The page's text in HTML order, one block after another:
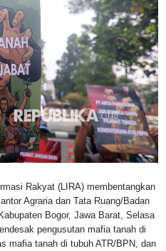
Rakyat (LIRA) membentangkan
Agraria dan Tata Ruang/Badan
Bogor, Jawa Barat, Selasa
pengusutan mafia tanah di
mafia tanah di tubuh ATR/BPN, dan